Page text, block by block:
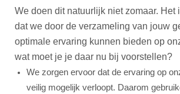
We doen dit natuurlijk niet zomaar. Het
dat we door de verzameling van jouw
optimale ervaring kunnen bieden op
wat moet je je daar nu bij voorstellen?
We zorgen ervoor dat de ervaring op
veilig mogelijk verloopt. Daarom